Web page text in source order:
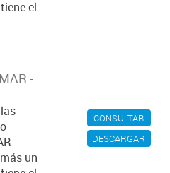
el
CONSULTAR
DESCARGAR
-
un